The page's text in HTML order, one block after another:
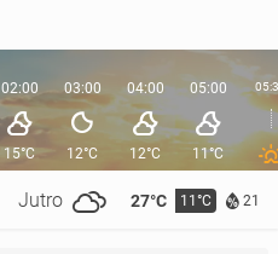
Jutro 27°C 11°C 21
02:00
15°C
03:00
12°C
04:00
12°C
05:00
11°C